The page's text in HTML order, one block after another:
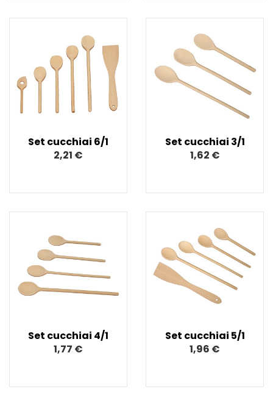
Set cucchiai 6/1
2,21 €
Set cucchiai 3/1
1,62 €
Set cucchiai 4/1
1,77 €
Set cucchiai 5/1
1,96 €